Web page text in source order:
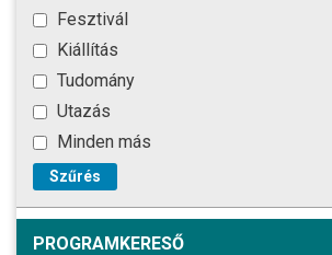
Fesztivál
Kiállítás
Tudomány
Utazás
Minden más
Szűrés
PROGRAMKERESŐ